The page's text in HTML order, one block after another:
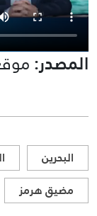
المصدر:
البحرين
مضيق هرمز